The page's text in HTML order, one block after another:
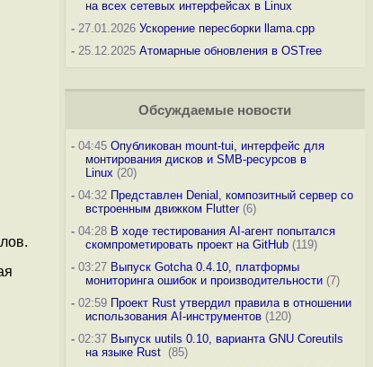
на всех сетевых интерфейсах в Linux
-27.01.2026 Ускорение пересборки llama.cpp
-25.12.2025 Атомарные обновления в OSTree
Обсуждаемые новости
-04:45 Опубликован mount-tui, интерфейс для
монтирования дисков и SMB-ресурсов в
Linux (20)
-04:32 Представлен Denial, композитный сервер со
встроенным движком Flutter(6)
-04:28 В ходе тестирования AI-агент попытался
скомпрометировать проект на GitHub(119)
-03:27 Выпуск Gotcha 0.4.10, платформы
мониторинга ошибок и производительности(7)
-02:59 Проект Rust утвердил правила в отношении
использования AI-инструментов(120)
-02:37 Выпуск uutils 0.10, варианта GNU Coreutils
на языке Rust (85)